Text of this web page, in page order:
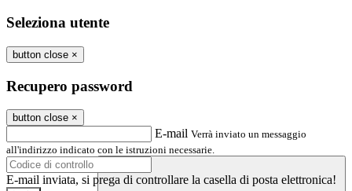
Seleziona utente
button close ×
Recupero password
button close ×
E-mail Verrà inviato un messaggio
all'indirizzo indicato con le istruzioni necessarie.
E-mail inviata, si prega di controllare la casella di posta elettronica!